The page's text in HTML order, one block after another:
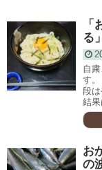
る
自
す
段
結果
お
の